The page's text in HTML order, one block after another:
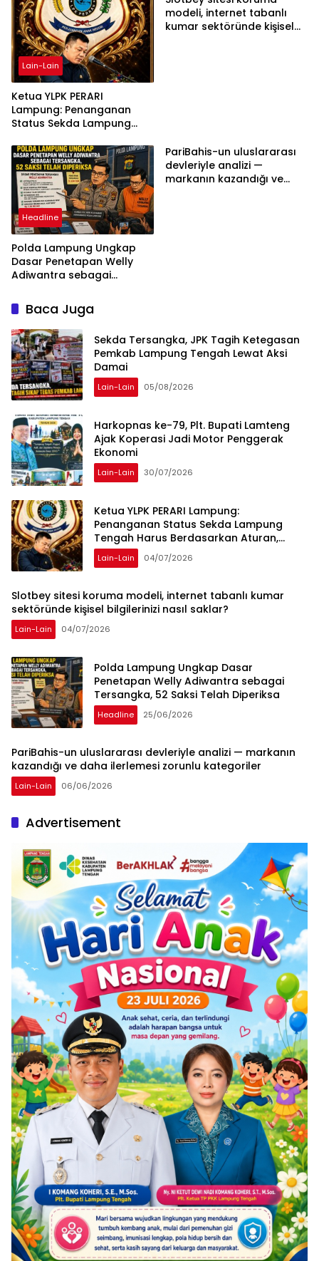
Lain-Lain
Ketua YLPK PERARI
Lampung: Penanganan
Status Sekda Lampung
Berdasarkan Aturan,
Bukan Tekanan Opini
modeli, internet tabanlı
kumar sektöründe kişisel
Headline
Polda Lampung Ungkap
Dasar Penetapan Welly
Adiwantra sebagai
Diperiksa
PariBahis-un uluslararası
devleriyle analizi —
markanın kazandığı ve
Baca Juga
Sekda Tersangka, JPK Tagih Ketegasan
Pemkab Lampung Tengah Lewat Aksi
Damai
Lain-Lain 05/08/2026
Harkopnas ke-79, Plt. Bupati Lamteng
Ajak Koperasi Jadi Motor Penggerak
Ekonomi
Lain-Lain 30/07/2026
Ketua YLPK PERARI Lampung:
Penanganan Status Sekda Lampung
Tengah Harus Berdasarkan Aturan,
Bukan Tekanan Opini
Lain-Lain 04/07/2026
Slotbey sitesi koruma modeli, internet tabanlı kumar
sektöründe kişisel bilgilerinizi nasıl saklar?
Lain-Lain 04/07/2026
Polda Lampung Ungkap Dasar
Penetapan Welly Adiwantra sebagai
Tersangka, 52 Saksi Telah Diperiksa
Headline 25/06/2026
PariBahis-un uluslararası devleriyle analizi — markanın
kazandığı ve daha ilerlemesi zorunlu kategoriler
Lain-Lain 06/06/2026
Advertisement